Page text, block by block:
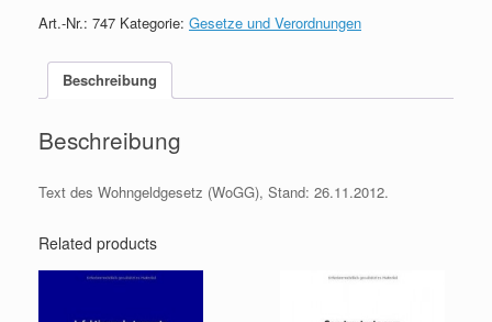
Art.-Nr.: 747 Kategorie: Gesetze und Verordnungen
Beschreibung
Beschreibung
Text des Wohngeldgesetz (WoGG), Stand: 26.11.2012.
Related products